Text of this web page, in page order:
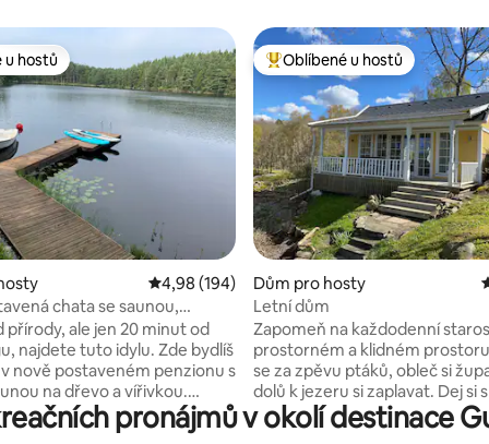
u hostů
u hostů
Průměrné hodnocení 4,98 z 5, 194 hodnocení
4,98 (194)
chata se saunou,
molem
ale jen 20 minut od
najdete tuto idylu. Zde bydlíš
nově postaveném penzionu s
na dřevo a vířivkou.
domu je velká terasa. Dole
(50 m) k soukromému
Nejlepší v kategorii Oblíbené u
Oblíbené u hostů
Dům pro hosty
Letní dům
Zapomeň na každodenní
prostorném a klidném
se za zpěvu ptáků, obleč si
dolů k jezeru si zaplavat. Dej si
verandě a naplánuj si
nebo výlet naší kánoí. Je tu
pronájmů v okolí destinace